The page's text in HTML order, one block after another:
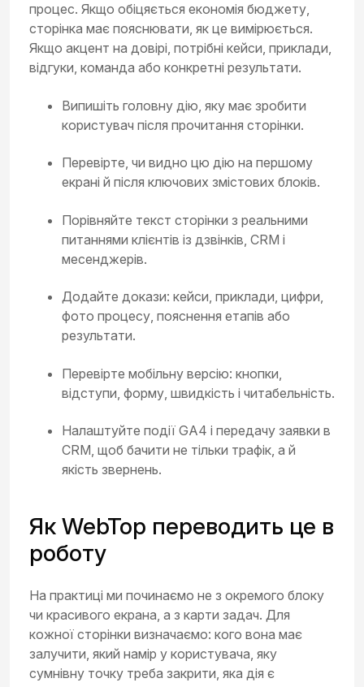
процес. Якщо обіцяється економія бюджету,
сторінка має пояснювати, як це вимірюється.
Якщо акцент на довірі, потрібні кейси, приклади,
відгуки, команда або конкретні результати.
Випишіть головну дію, яку має зробити
користувач після прочитання сторінки.
Перевірте, чи видно цю дію на першому
екрані й після ключових змістових блоків.
Порівняйте текст сторінки з реальними
питаннями клієнтів із дзвінків, CRM і
месенджерів.
Додайте докази: кейси, приклади, цифри,
фото процесу, пояснення етапів або
результати.
Перевірте мобільну версію: кнопки,
відступи, форму, швидкість і читабельність.
Налаштуйте події GA4 і передачу заявки в
CRM, щоб бачити не тільки трафік, а й
якість звернень.
Як WebTop переводить це в
роботу
На практиці ми починаємо не з окремого блоку
чи красивого екрана, а з карти задач. Для
кожної сторінки визначаємо: кого вона має
залучити, який намір у користувача, яку
сумнівну точку треба закрити, яка дія є